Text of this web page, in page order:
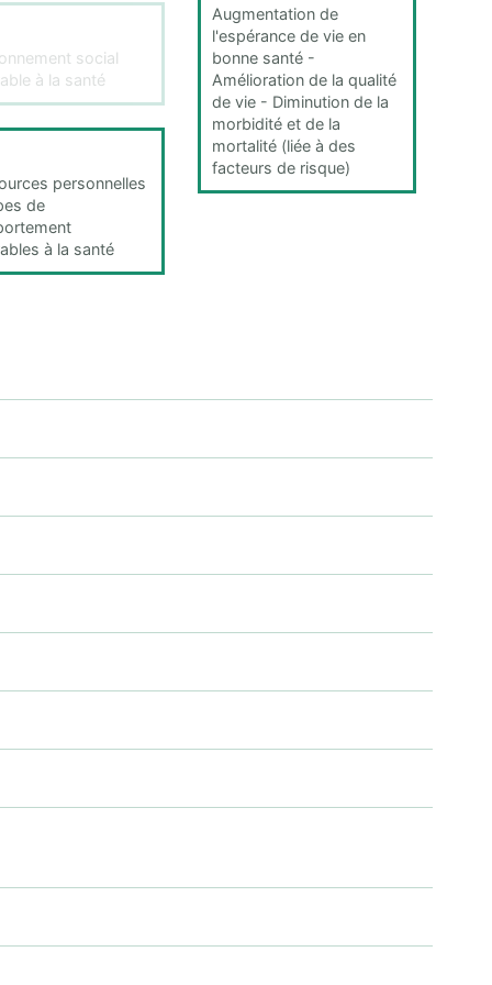
social
à la santé
personnelles
de
à la santé
Augmentation de
l'espérance de vie en
bonne santé -
Amélioration de la qualité
de vie - Diminution de la
morbidité et de la
mortalité (liée à des
facteurs de risque)